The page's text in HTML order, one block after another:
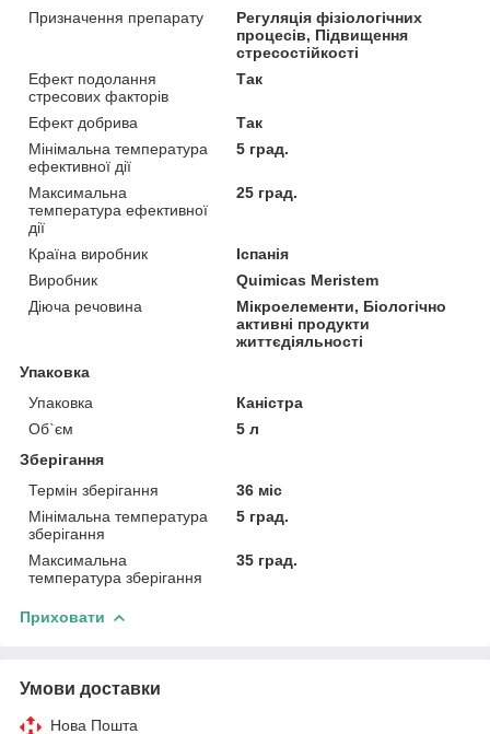
Призначення препарату
Регуляція фізіологічних
процесів, Підвищення
стресостійкості
Ефект подолання
стресових факторів
Так
Ефект добрива
Так
Мінімальна температура
ефективної дії
5 град.
Максимальна
температура ефективної
дії
25 град.
Країна виробник
Іспанія
Виробник
Quimicas Meristem
Діюча речовина
Мікроелементи, Біологічно
активні продукти
життєдіяльності
Упаковка
Упаковка
Каністра
Об`єм
5 л
Зберігання
Термін зберігання
36 міс
Мінімальна температура
зберігання
5 град.
Максимальна
температура зберігання
35 град.
Приховати
Умови доставки
Нова Пошта